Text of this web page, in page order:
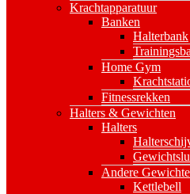
Krachtapparatuur
Banken
Halterbank
Home Gym
Fitnessrekken
Halters & Gewichten
Halters
Andere
Kettlebell